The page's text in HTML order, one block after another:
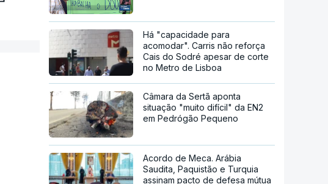
Há "capacidade para
acomodar". Carris não reforça
Cais do Sodré apesar de corte
no Metro de Lisboa
Câmara da Sertã aponta
situação "muito difícil" da EN2
em Pedrógão Pequeno
Acordo de Meca. Arábia
Saudita, Paquistão e Turquia
assinam pacto de defesa mútua